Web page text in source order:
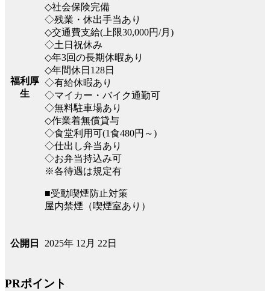
福利厚
生
◇社会保険完備
◇残業・休出手当あり
◇交通費支給(上限30,000円/月)
◇土日祝休み
◇年3回の長期休暇あり
◇年間休日128日
◇有給休暇あり
◇マイカー・バイク通勤可
◇無料駐車場あり
◇作業着無償貸与
◇食堂利用可(1食480円～)
◇仕出し弁当あり
◇お弁当持込み可
※各待遇は規定有
■受動喫煙防止対策
屋内禁煙（喫煙室あり）
公開日 2025年 12月 22日
PRポイント